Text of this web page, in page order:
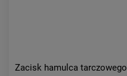
Zacisk hamulca tarczowego